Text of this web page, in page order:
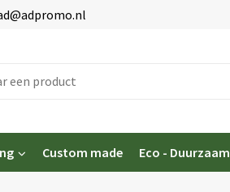
Custom made Eco - Duurzaam